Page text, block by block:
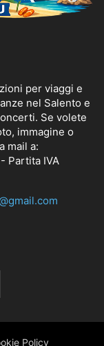
per viaggi e
nel Salento e
Se volete
immagine o
mail a:
- Partita IVA
Policy